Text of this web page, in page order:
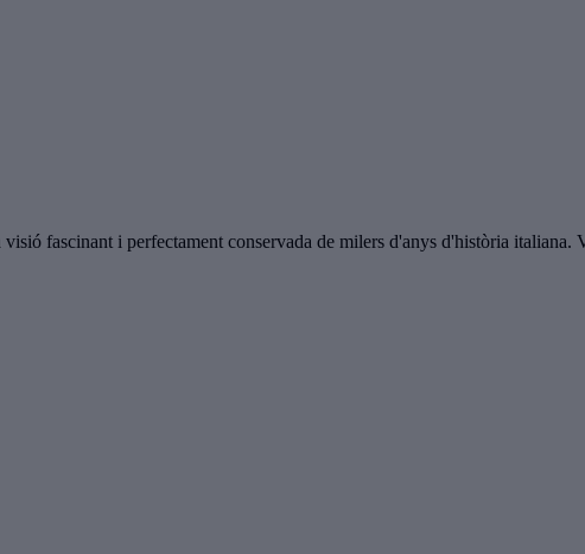
fascinant i perfectament conservada de milers d'anys d'història